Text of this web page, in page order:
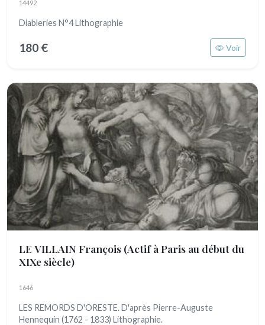
14492
Diableries N°4 Lithographie
180 € Voir
LE VILLAIN François (Actif à Paris au début du
XIXe siècle)
1646
LES REMORDS D'ORESTE. D'après Pierre-Auguste
Hennequin (1762 - 1833) Lithographie.